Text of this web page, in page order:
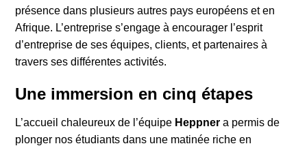
présence dans plusieurs autres pays européens et en
Afrique. L’entreprise s’engage à encourager l’esprit
d’entreprise de ses équipes, clients, et partenaires à
travers ses différentes activités.
Une immersion en cinq étapes
L’accueil chaleureux de l’équipe Heppner a permis de
plonger nos étudiants dans une matinée riche en